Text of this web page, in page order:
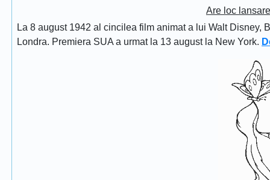
Are loc
La 8 august 1942 al cincilea film animat a lui Walt
Londra. Premiera SUA a urmat la 13 august la New York.